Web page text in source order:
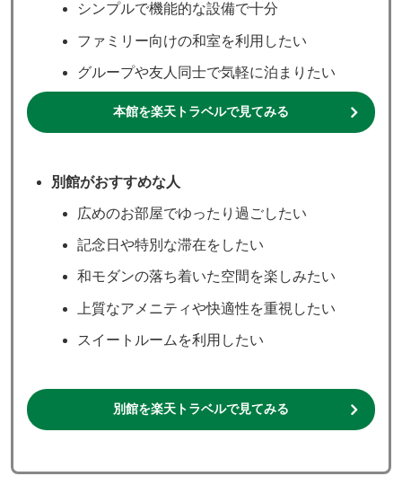
シンプルで機能的な設備で十分
ファミリー向けの和室を利用したい
グループや友人同士で気軽に泊まりたい
本館を楽天トラベルで見てみる
別館がおすすめな人
広めのお部屋でゆったり過ごしたい
記念日や特別な滞在をしたい
和モダンの落ち着いた空間を楽しみたい
上質なアメニティや快適性を重視したい
スイートルームを利用したい
別館を楽天トラベルで見てみる